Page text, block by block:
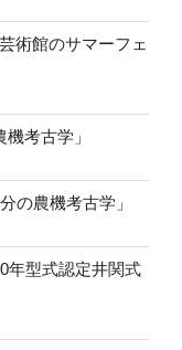
術館のサマーフェ
考古学」
の農機考古学」
年型式認定井関式